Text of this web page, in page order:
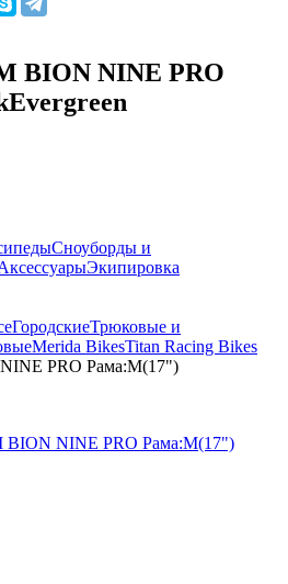
BION NINE PRO
Cноуборды и
Экипировка
ГородскиеТрюковые и
Merida BikesTitan Racing Bikes
PRO Рама:M(17")